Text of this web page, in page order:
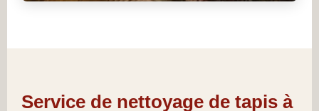
Service de nettoyage de tapis à